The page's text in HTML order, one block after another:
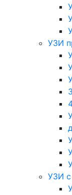
УЗИ
УЗИ с